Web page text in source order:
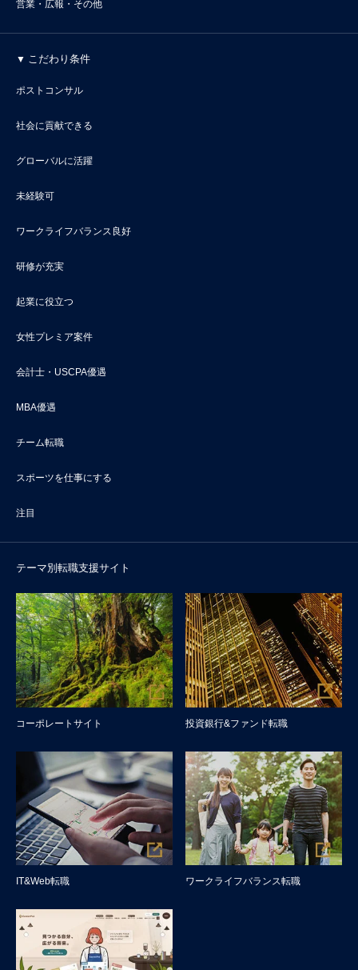
営業・広報・その他
こだわり条件
ポストコンサル
社会に貢献できる
グローバルに活躍
未経験可
ワークライフバランス良好
研修が充実
起業に役立つ
女性プレミア案件
会計士・USCPA優遇
MBA優遇
チーム転職
スポーツを仕事にする
注目
テーマ別転職支援サイト
コーポレートサイト 投資銀行&ファンド転職
IT&Web転職 ワークライフバランス転職